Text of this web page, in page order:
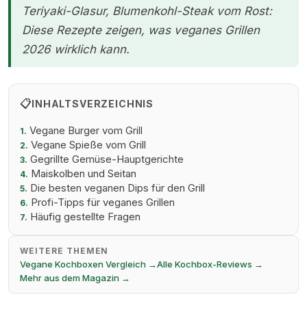
Teriyaki-Glasur, Blumenkohl-Steak vom Rost:
Diese Rezepte zeigen, was veganes Grillen
2026 wirklich kann.
📋INHALTSVERZEICHNIS
1. Vegane Burger vom Grill
2. Vegane Spieße vom Grill
3. Gegrillte Gemüse-Hauptgerichte
4. Maiskolben und Seitan
5. Die besten veganen Dips für den Grill
6. Profi-Tipps für veganes Grillen
7. Häufig gestellte Fragen
WEITERE THEMEN
Vegane Kochboxen Vergleich →Alle Kochbox-Reviews →
Mehr aus dem Magazin →